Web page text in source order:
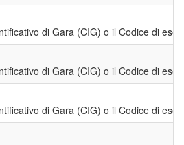
di Gara (CIG) o il Codice di
di Gara (CIG) o il Codice di
di Gara (CIG) o il Codice di